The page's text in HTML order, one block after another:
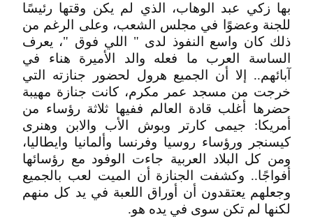
بها زكي عبد الوهاب، الذي لم يكن وقتها رئيسًا
للجنة وعضوًا في مجلس الشعب، وعلى الرغم من
ذلك كان واسع النفوذ لدى " اللي فوق "، يعرف
الساسة العرب ما فعله والد الأميرة هناء في
آبائهم.. إلا أن الجميع هرول لحضور جنازته التي
خرجت من مسجد عمر مكرم، كانت جنازة مهيبة
حضرها أغلب قادة العالم ففيها ثلاثة رؤساء من
أمريكا: جيمى كارتر وبوش الأب والابن وهنرى
كيسنجر ورؤساء روسيا وفرنسا وألمانيا وايطاليا،
ومن كل البلاد العربية جاءت الوفود مع رؤسائها
أفواجًا.. وكشفت الجنازة أن الميت لعب بالجميع
وجعلهم يعتقدون أن أوراق اللعبة في يد كل منهم
لكنها لم تكن سوى في يده هو.